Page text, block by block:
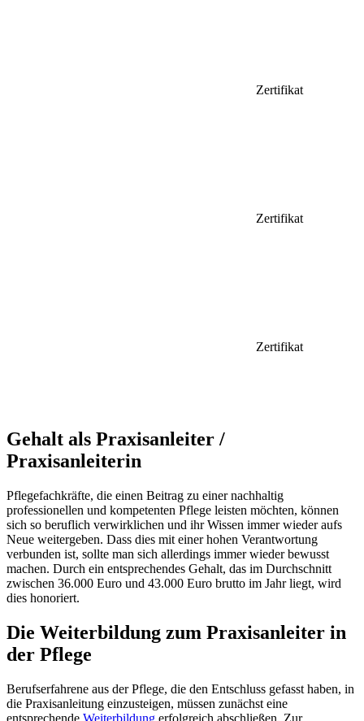
Zertifikat
Zertifikat
Zertifikat
Gehalt als Praxisanleiter /
Praxisanleiterin
Pflegefachkräfte, die einen Beitrag zu einer nachhaltig
professionellen und kompetenten Pflege leisten möchten, können
sich so beruflich verwirklichen und ihr Wissen immer wieder aufs
Neue weitergeben. Dass dies mit einer hohen Verantwortung
verbunden ist, sollte man sich allerdings immer wieder bewusst
machen. Durch ein entsprechendes Gehalt, das im Durchschnitt
zwischen 36.000 Euro und 43.000 Euro brutto im Jahr liegt, wird
dies honoriert.
Die Weiterbildung zum Praxisanleiter in
der Pflege
Berufserfahrene aus der Pflege, die den Entschluss gefasst haben, in
die Praxisanleitung einzusteigen, müssen zunächst eine
entsprechende Weiterbildung erfolgreich abschließen. Zur